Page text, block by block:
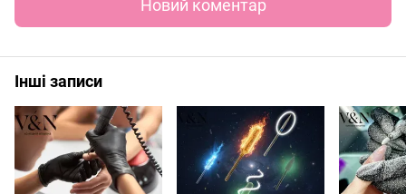
Новий коментар
Інші записи